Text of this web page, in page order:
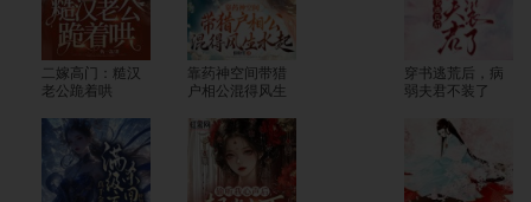
二嫁高门：糙汉
老公跪着哄
靠药神空间带猎
户相公混得风生
穿书逃荒后，病
弱夫君不装了